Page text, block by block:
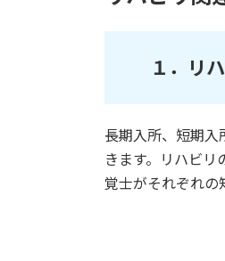
１． リ
長期入所、短期入
きます。リハビリ
覚士がそれぞれの